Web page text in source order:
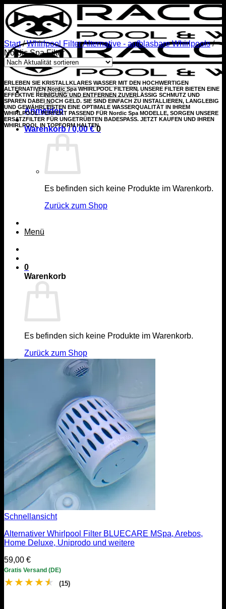
Zum
Inhalt
springen
Suchen
nach:
Anmelden
Warenkorb /0,00€ 0
Es befinden sich keine Produkte im Warenkorb.
Zurück zum Shop
Menü
0
Warenkorb
Es befinden sich keine Produkte im Warenkorb.
Zurück zum Shop
Start / Whirlpool Filter Alternative - aufblasbare Whirlpools /
Nordic Spa Filter
ERLEBEN SIE KRISTALLKLARES WASSER MIT DEN HOCHWERTIGEN
ALTERNATIVEN Nordic Spa WHIRLPOOL FILTERN. UNSERE FILTER BIETEN EINE
EFFEKTIVE REINIGUNG UND ENTFERNEN ZUVERLÄSSIG SCHMUTZ UND
SPAREN DABEI NOCH GELD. SIE SIND EINFACH ZU INSTALLIEREN, LANGLEBIG
UND GEWÄHRLEISTEN EINE OPTIMALE WASSERQUALITÄT IN IHREM
WHIRLPOOL. PERFEKT PASSEND FÜR Nordic Spa MODELLE, SORGEN UNSERE
ERSATZFILTER FÜR UNGETRÜBTEN BADESPASS. JETZT KAUFEN UND IHREN
WHIRLPOOL IN TOPFORM HALTEN
Schnellansicht
Alternativer Whirlpool Filter BLUECARE MSpa, Arebos,
Home Deluxe, Uniprodo und weitere
59,00 €
Gratis Versand (DE)
★★★★★ (15)